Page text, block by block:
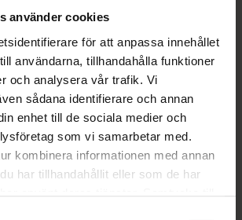
använder cookies
för att anpassa innehållet
användarna, tillhandahålla funktioner
och analysera vår trafik. Vi
sådana identifierare och annan
enhet till de sociala medier och
som vi samarbetar med.
kombinera informationen med annan
har tillhandahållit eller som de har
använt deras tjänster. Samtycke till
Köp båda
rika nattcreme innehåller
från raps rik på naturlig vitamin
med ett högt innehåll av